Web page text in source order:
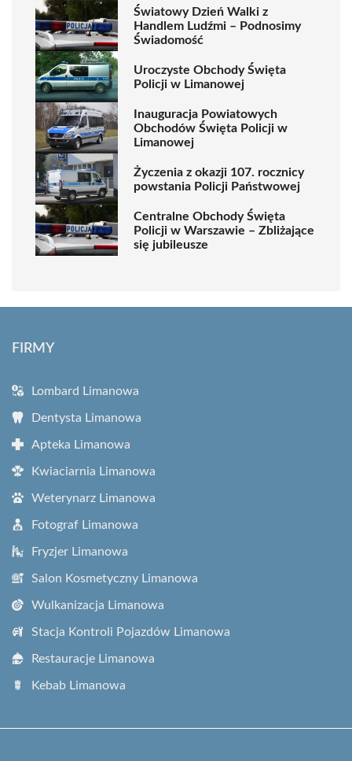
Światowy Dzień Walki z
Handlem Ludźmi – Podnosimy
Świadomość
Uroczyste Obchody Święta
Policji w Limanowej
Inauguracja Powiatowych
Obchodów Święta Policji w
Limanowej
Życzenia z okazji 107. rocznicy
powstania Policji Państwowej
Centralne Obchody Święta
Policji w Warszawie – Zbliżające
się jubileusze
FIRMY
Lombard Limanowa
Dentysta Limanowa
Apteka Limanowa
Kwiaciarnia Limanowa
Weterynarz Limanowa
Fotograf Limanowa
Fryzjer Limanowa
Salon Kosmetyczny Limanowa
Wulkanizacja Limanowa
Stacja Kontroli Pojazdów Limanowa
Restauracje Limanowa
Kebab Limanowa